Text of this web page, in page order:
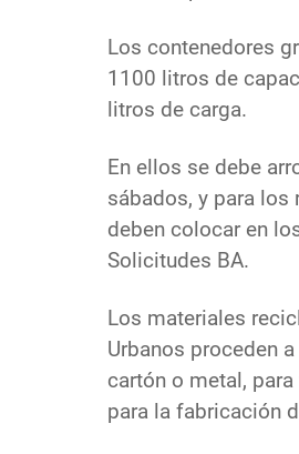
Los contenedores
1100 litros de
litros de carga.
En ellos se debe
sábados, y para
deben colocar en
Solicitudes BA.
Los materiales
Urbanos proceden
cartón o metal,
para la fabricación